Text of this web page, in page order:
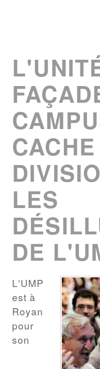
LES
DE
L'UMP
est à
Royan
pour
son